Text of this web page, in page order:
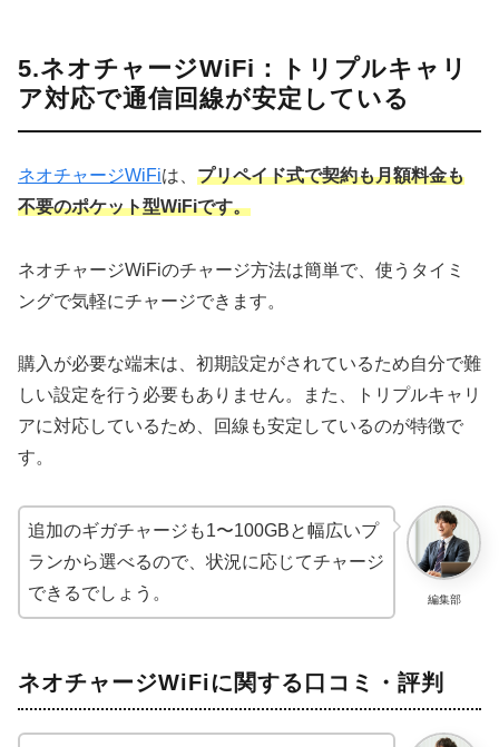
5.ネオチャージWiFi：トリプルキャリ
ア対応で通信回線が安定している
ネオチャージWiFiは、 プリペイド式で契約も月額料金も
不要のポケット型WiFiです。
ネオチャージWiFiのチャージ方法は簡単で、使うタイミ
ングで気軽にチャージできます。
購入が必要な端末は、初期設定がされているため自分で難
しい設定を行う必要もありません。また、トリプルキャリ
アに対応しているため、回線も安定しているのが特徴で
す。
編集部
追加のギガチャージも1〜100GBと幅広いプ
ランから選べるので、状況に応じてチャージ
できるでしょう。
ネオチャージWiFiに関する口コミ・評判